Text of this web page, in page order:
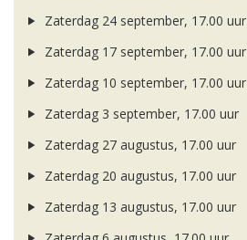
Zaterdag 24 september, 17.00 uur
Zaterdag 17 september, 17.00 uur
Zaterdag 10 september, 17.00 uur
Zaterdag 3 september, 17.00 uur
Zaterdag 27 augustus, 17.00 uur
Zaterdag 20 augustus, 17.00 uur
Zaterdag 13 augustus, 17.00 uur